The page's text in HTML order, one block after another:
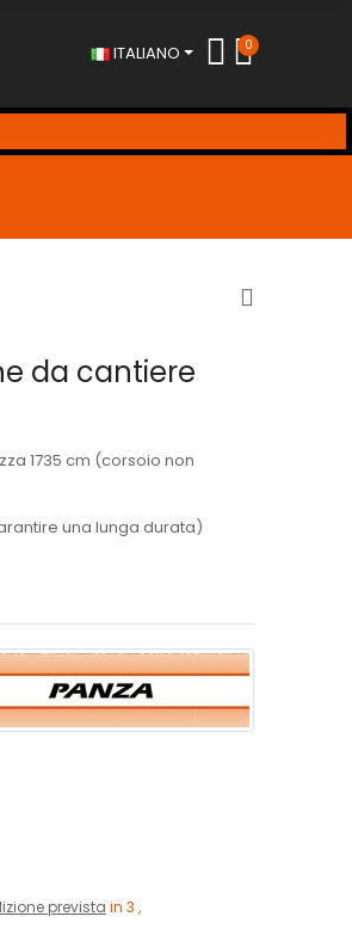
ITALIANO 0
da cantiere
1735 cm (corsoio non
una lunga durata)
prevista in 3 ,